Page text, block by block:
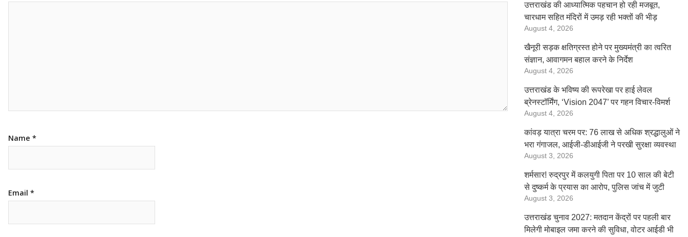
Name *
Email *
उत्तराखंड की आध्यात्मिक पहचान हो रही मजबूत,
चारधाम सहित मंदिरों में उमड़ रही भक्तों की भीड़
August 4, 2026
खैनूरी सड़क क्षतिग्रस्त होने पर मुख्यमंत्री का त्वरित
संज्ञान, आवागमन बहाल करने के निर्देश
August 4, 2026
उत्तराखंड के भविष्य की रूपरेखा पर हाई लेवल
ब्रेनस्टॉर्मिंग, ‘Vision 2047’ पर गहन विचार-विमर्श
August 4, 2026
कांवड़ यात्रा चरम पर: 76 लाख से अधिक श्रद्धालुओं ने
भरा गंगाजल, आईजी-डीआईजी ने परखी सुरक्षा व्यवस्था
August 3, 2026
शर्मसार! रुद्रपुर में कलयुगी पिता पर 10 साल की बेटी
से दुष्कर्म के प्रयास का आरोप, पुलिस जांच में जुटी
August 3, 2026
उत्तराखंड चुनाव 2027: मतदान केंद्रों पर पहली बार
मिलेगी मोबाइल जमा करने की सुविधा, वोटर आईडी भी